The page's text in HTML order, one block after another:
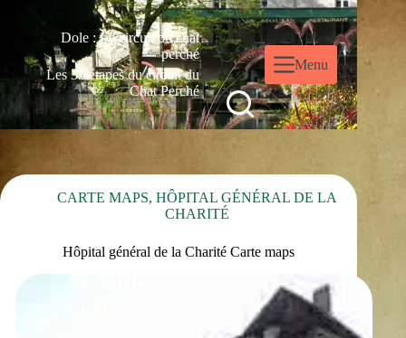
Dole : Le circuit du chat
perché
Les 35 étapes du circuit du
Chat Perché
Menu
CARTE MAPS, HÔPITAL GÉNÉRAL DE LA
CHARITÉ
Hôpital général de la Charité Carte maps